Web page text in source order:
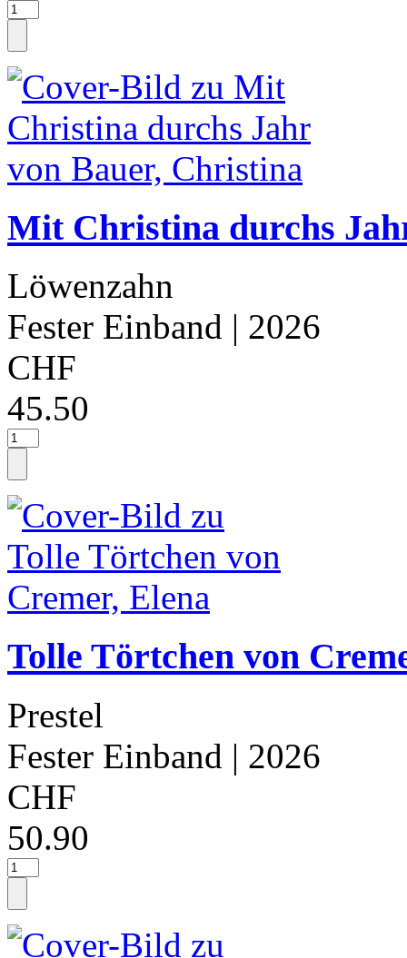
Mit Christina durchs
Löwenzahn
Fester Einband | 2026
CHF
45.50
Tolle Törtchen von
Prestel
Fester Einband | 2026
CHF
50.90